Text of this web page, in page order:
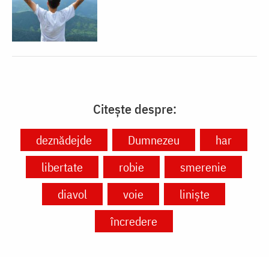
Citește despre:
deznădejde Dumnezeu
har
libertate
robie
smerenie
diavol
voie
liniște
încredere